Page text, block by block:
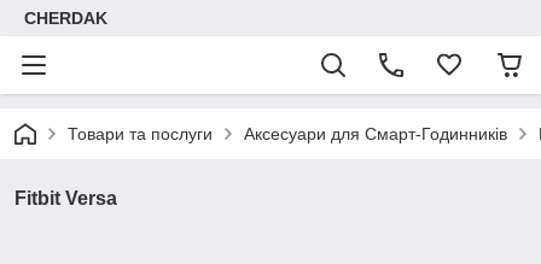
CHERDAK
Товари та послуги Аксесуари для Смарт-Годинників
Fitbit Versa